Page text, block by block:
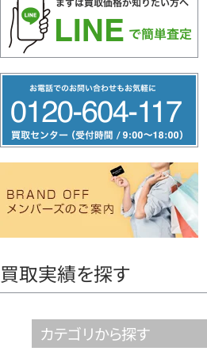
リ
ー
ヤ
買取実績を探す
カテゴリから探す